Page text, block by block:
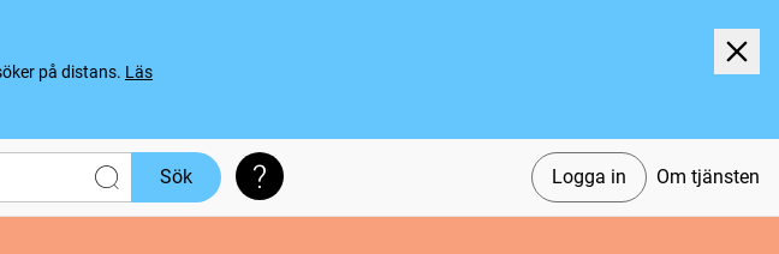
på distans. Läs
Logga in Om tjänsten
Sök Söktips